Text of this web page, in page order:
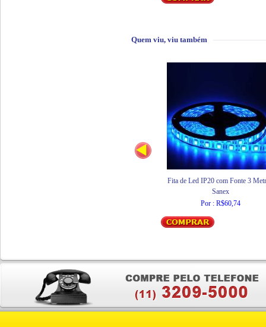
Quem viu, viu também
Fita de Led IP20 com Fonte 3
Sanex
Por : R$60,74